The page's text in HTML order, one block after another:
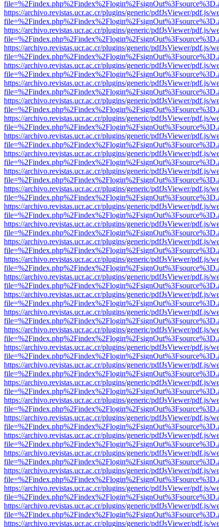
https://archivo.revistas.ucr.ac.cr/plugins/generic/pdfJsViewer/pdf.js/
https://archivo.revistas.ucr.ac.cr/plugins/generic/pdfJsViewer/pdf.js/
https://archivo.revistas.ucr.ac.cr/plugins/generic/pdfJsViewer/pdf.js/
https://archivo.revistas.ucr.ac.cr/plugins/generic/pdfJsViewer/pdf.js/
https://archivo.revistas.ucr.ac.cr/plugins/generic/pdfJsViewer/pdf.js/
https://archivo.revistas.ucr.ac.cr/plugins/generic/pdfJsViewer/pdf.js/
https://archivo.revistas.ucr.ac.cr/plugins/generic/pdfJsViewer/pdf.js/
https://archivo.revistas.ucr.ac.cr/plugins/generic/pdfJsViewer/pdf.js/
https://archivo.revistas.ucr.ac.cr/plugins/generic/pdfJsViewer/pdf.js/
https://archivo.revistas.ucr.ac.cr/plugins/generic/pdfJsViewer/pdf.js/
https://archivo.revistas.ucr.ac.cr/plugins/generic/pdfJsViewer/pdf.js/
https://archivo.revistas.ucr.ac.cr/plugins/generic/pdfJsViewer/pdf.js/
https://archivo.revistas.ucr.ac.cr/plugins/generic/pdfJsViewer/pdf.js/
https://archivo.revistas.ucr.ac.cr/plugins/generic/pdfJsViewer/pdf.js/
https://archivo.revistas.ucr.ac.cr/plugins/generic/pdfJsViewer/pdf.js/
https://archivo.revistas.ucr.ac.cr/plugins/generic/pdfJsViewer/pdf.js/
https://archivo.revistas.ucr.ac.cr/plugins/generic/pdfJsViewer/pdf.js/
https://archivo.revistas.ucr.ac.cr/plugins/generic/pdfJsViewer/pdf.js/
https://archivo.revistas.ucr.ac.cr/plugins/generic/pdfJsViewer/pdf.js/
https://archivo.revistas.ucr.ac.cr/plugins/generic/pdfJsViewer/pdf.js/
https://archivo.revistas.ucr.ac.cr/plugins/generic/pdfJsViewer/pdf.js/
https://archivo.revistas.ucr.ac.cr/plugins/generic/pdfJsViewer/pdf.js/
https://archivo.revistas.ucr.ac.cr/plugins/generic/pdfJsViewer/pdf.js/
https://archivo.revistas.ucr.ac.cr/plugins/generic/pdfJsViewer/pdf.js/
https://archivo.revistas.ucr.ac.cr/plugins/generic/pdfJsViewer/pdf.js/
https://archivo.revistas.ucr.ac.cr/plugins/generic/pdfJsViewer/pdf.js/
https://archivo.revistas.ucr.ac.cr/plugins/generic/pdfJsViewer/pdf.js/
https://archivo.revistas.ucr.ac.cr/plugins/generic/pdfJsViewer/pdf.js/
https://archivo.revistas.ucr.ac.cr/plugins/generic/pdfJsViewer/pdf.js/
https://archivo.revistas.ucr.ac.cr/plugins/generic/pdfJsViewer/pdf.js/